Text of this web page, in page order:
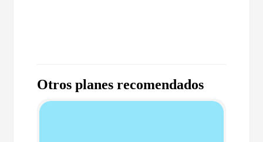
Otros planes recomendados